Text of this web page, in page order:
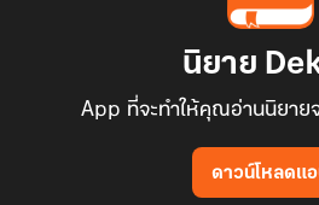
นิยาย
App ที่จะทำให้คุณอ่านนิยาย
ดาวน์โหลดแ